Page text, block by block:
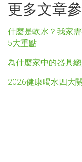
更多文章
什麼是軟水？我家
5大重點
為什麼家中的器具
2026健康喝水四大